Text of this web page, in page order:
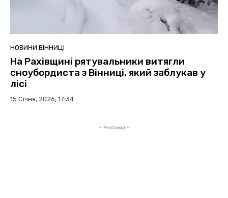
НОВИНИ ВІННИЦІ
На Рахівщині рятувальники витягли
сноубордиста з Вінниці, який заблукав у
лісі
15 Січня, 2026, 17:34
- Реклама -